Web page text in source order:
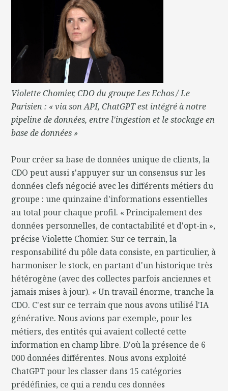
Violette Chomier, CDO du groupe Les Echos / Le
Parisien : « via son API, ChatGPT est intégré à notre
pipeline de données, entre l'ingestion et le stockage en
base de données »
Pour créer sa base de données unique de clients, la
CDO peut aussi s'appuyer sur un consensus sur les
données clefs négocié avec les différents métiers du
groupe : une quinzaine d'informations essentielles
au total pour chaque profil. « Principalement des
données personnelles, de contactabilité et d'opt-in »,
précise Violette Chomier. Sur ce terrain, la
responsabilité du pôle data consiste, en particulier, à
harmoniser le stock, en partant d'un historique très
hétérogène (avec des collectes parfois anciennes et
jamais mises à jour). « Un travail énorme, tranche la
CDO. C'est sur ce terrain que nous avons utilisé l'IA
générative. Nous avions par exemple, pour les
métiers, des entités qui avaient collecté cette
information en champ libre. D'où la présence de 6
000 données différentes. Nous avons exploité
ChatGPT pour les classer dans 15 catégories
prédéfinies, ce qui a rendu ces données